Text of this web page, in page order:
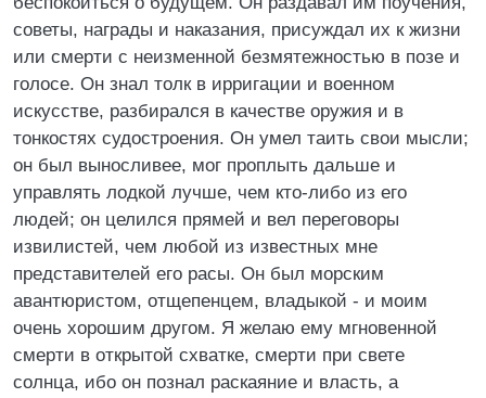
советы, награды и наказания, присуждал их к жизни
или смерти с неизменной безмятежностью в позе и
голосе. Он знал толк в ирригации и военном
искусстве, разбирался в качестве оружия и в
тонкостях судостроения. Он умел таить свои мысли;
он был выносливее, мог проплыть дальше и
управлять лодкой лучше, чем кто-либо из его
людей; он целился прямей и вел переговоры
извилистей, чем любой из известных мне
представителей его расы. Он был морским
авантюристом, отщепенцем, владыкой - и моим
очень хорошим другом. Я желаю ему мгновенной
смерти в открытой схватке, смерти при свете
солнца, ибо он познал раскаяние и власть, а